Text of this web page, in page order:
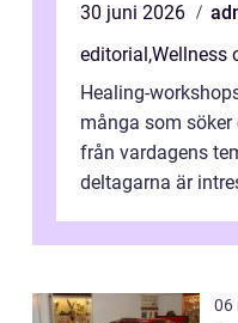
30 juni 2026
editorial ,Wellness
Healing-
många som
från vardagens
deltagarna är
06